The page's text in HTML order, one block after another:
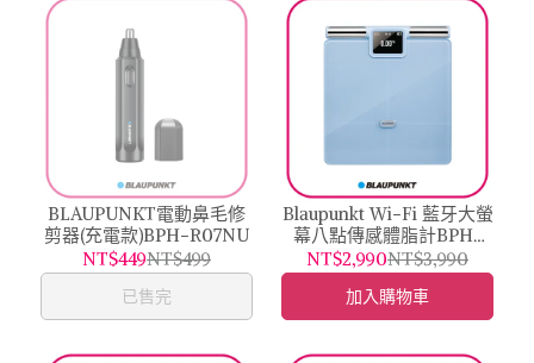
BLAUPUNKT電動鼻毛修
剪器(充電款)BPH-R07NU
NT$449NT$499
已售完
Blaupunkt Wi-Fi 藍牙大螢
幕八點傳感體脂計BPH-
ME02W
NT$2,990NT$3,990
加入購物車